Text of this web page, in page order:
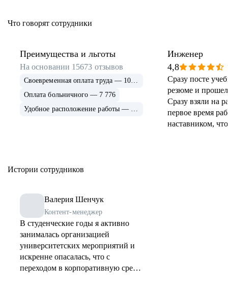
Что говорят сотрудники
Преимущества и льготы
На основании 15673 отзывов
Оплата больничного — 7 776
Инженер
4,8
Сразу посте
резюме и прошел
Сразу взяли на
первое время
наставником,
Истории сотрудников
Валерия Шенчук
Контент-менеджер
В студенческие годы я активно
занималась организацией
университетских мероприятий и
искренне опасалась, что с
переходом в корпоративную среду